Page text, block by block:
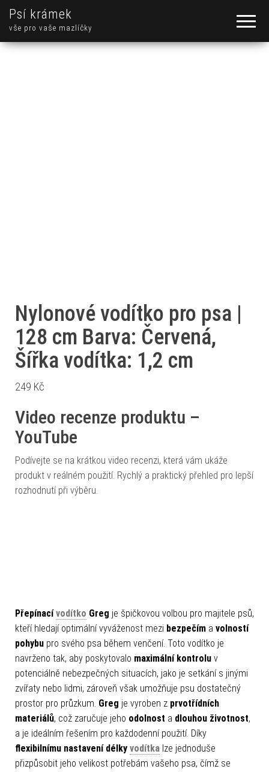
Psí krámek
vše pro vaše mazlíčky
Nylonové vodítko pro psa |
128 cm Barva: Červená,
Šířka vodítka: 1,2 cm
249 Kč
Video recenze produktu –
YouTube
Podívejte se na krátkou video recenzi, která vám ukáže
produkt v reálném použití. Rychlý a praktický přehled pro lepší
rozhodnutí při výběru.
Přepínacívodítko Greg je špičkovou volbou pro majitele psů,
kteří hledají optimální vyváženost mezi bezpečím a volností
pohybu pro svého psa během venčení. Toto vodítko je
navrženo tak, aby poskytovalo maximální kontrolu v
potenciálně nebezpečných situacích, jako je setkání s jinými
zvířaty nebo lidmi, zároveň však umožňuje psu dostatečný
prostor pro průzkum. Greg je vyroben z prvotřídních
materiálů, což zaručuje jeho odolnost a dlouhou životnost,
a je ideálním řešením pro každodenní použití. Díky
flexibilnímu nastavení délky vodítka lze jednoduše
přizpůsobit jeho velikost potřebám vašeho psa, čímž se